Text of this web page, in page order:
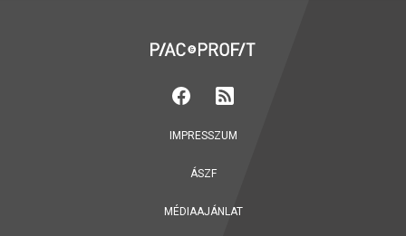
IMPRESSZUM
ÁSZF
MÉDIAAJÁNLAT